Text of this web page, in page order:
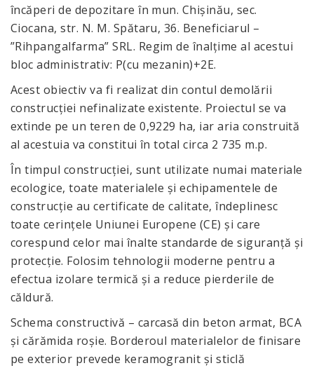
încăperi de depozitare în mun. Chișinău, sec.
Ciocana, str. N. M. Spătaru, 36. Beneficiarul –
”Rihpangalfarma” SRL. Regim de înalţime al acestui
bloc administrativ: P(cu mezanin)+2E.
Acest obiectiv va fi realizat din contul demolării
construcției nefinalizate existente. Proiectul se va
extinde pe un teren de 0,9229 ha, iar aria construită
al acestuia va constitui în total circa 2 735 m.p.
În timpul construcției, sunt utilizate numai materiale
ecologice, toate materialele și echipamentele de
construcție au certificate de calitate, îndeplinesc
toate cerințele Uniunei Europene (CE) și care
corespund celor mai înalte standarde de siguranță și
protecție. Folosim tehnologii moderne pentru a
efectua izolare termică și a reduce pierderile de
căldură.
Schema constructivă – carcasă din beton armat, BCA
și cărămida roșie. Borderoul materialelor de finisare
pe exterior prevede keramogranit și sticlă